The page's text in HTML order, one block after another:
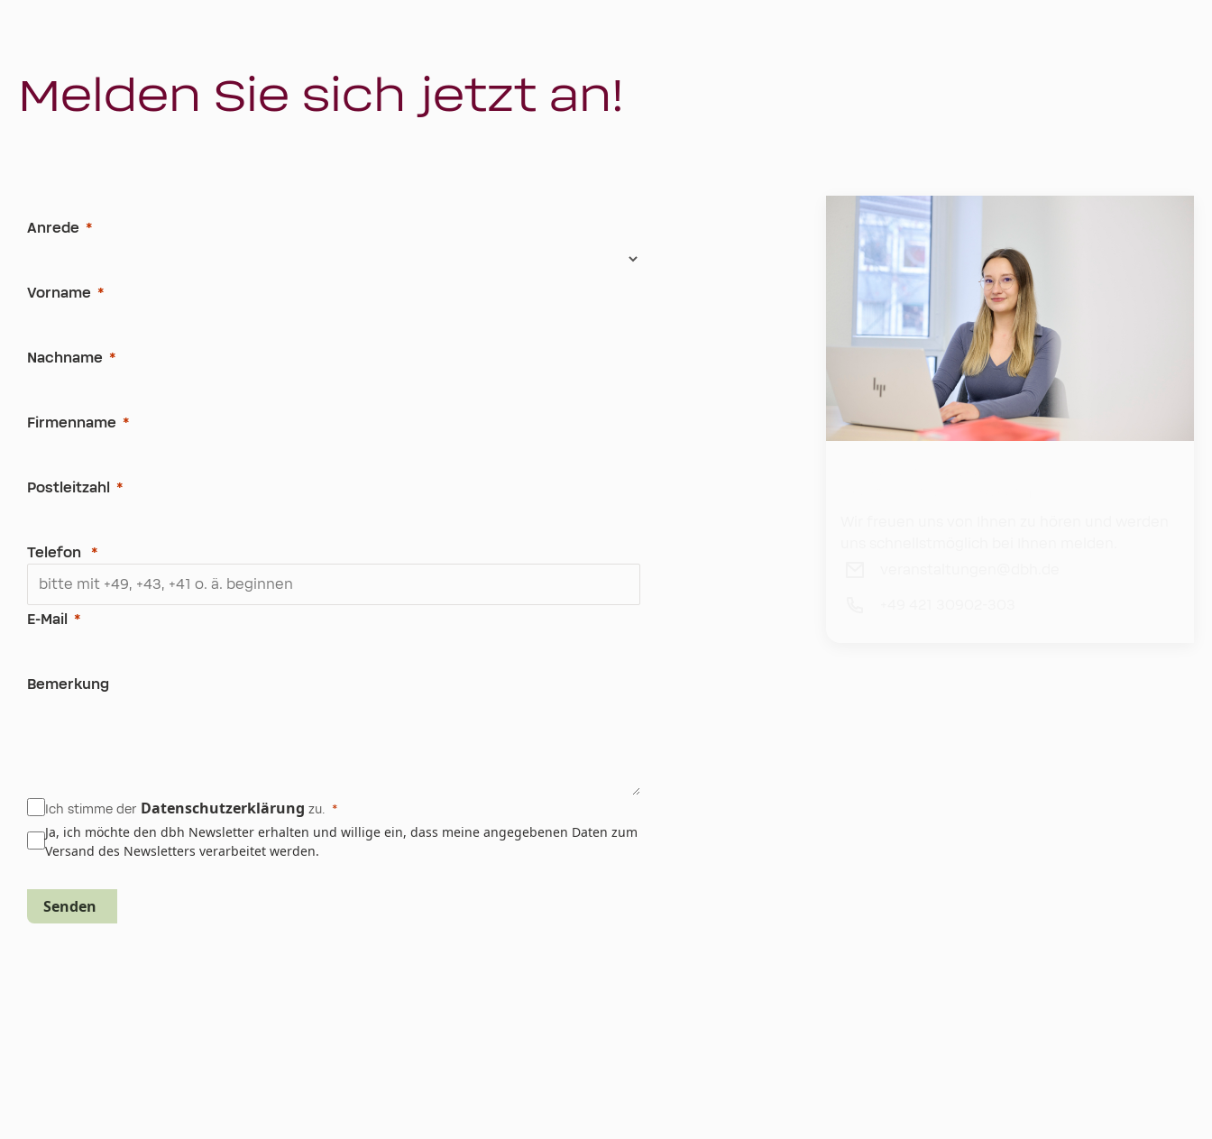
Melden Sie sich jetzt an!
Anrede
Vorname
Nachname
Firmenname
Postleitzahl
Telefon
E-Mail
Bemerkung
Ich stimme der Datenschutzerklärung zu.
Ja, ich möchte den dbh Newsletter erhalten und willige ein, dass meine angegebenen Daten zum
Versand des Newsletters verarbeitet werden.
Senden